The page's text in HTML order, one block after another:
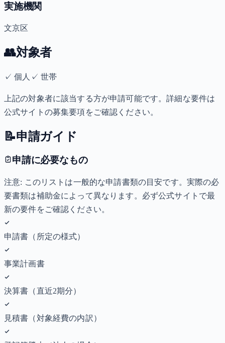
実施機関
文京区
👥対象者
✓個人 ✓ 世帯
上記の対象者に該当する方が申請可能です。詳細な要件は
公式サイトの募集要項をご確認ください。
📝申請ガイド
申請に必要なもの
注意: このリストは一般的な申請書類の目安です。実際の必
要書類は補助金によって異なります。必ず公式サイトで最
新の要件をご確認ください。
申請書（所定の様式）
事業計画書
決算書（直近2期分）
見積書（対象経費の内訳）